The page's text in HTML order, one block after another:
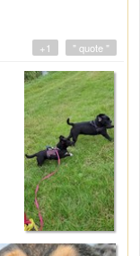
" quote "
+1